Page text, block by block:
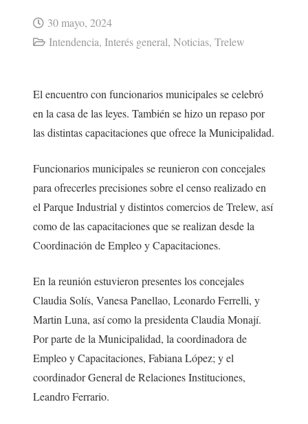
30 mayo, 2024
Intendencia, Interés general, Noticias, Trelew
El encuentro con funcionarios municipales se celebró
en la casa de las leyes. También se hizo un repaso por
las distintas capacitaciones que ofrece la Municipalidad.
Funcionarios municipales se reunieron con concejales
para ofrecerles precisiones sobre el censo realizado en
el Parque Industrial y distintos comercios de Trelew, así
como de las capacitaciones que se realizan desde la
Coordinación de Empleo y Capacitaciones.
En la reunión estuvieron presentes los concejales
Claudia Solís, Vanesa Panellao, Leonardo Ferrelli, y
Martin Luna, así como la presidenta Claudia Monají.
Por parte de la Municipalidad, la coordinadora de
Empleo y Capacitaciones, Fabiana López; y el
coordinador General de Relaciones Instituciones,
Leandro Ferrario.